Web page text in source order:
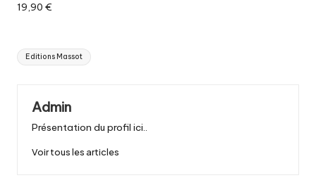
19,90 €
Tags:
Editions Massot
Admin
Présentation du profil ici..
Voir tous les articles